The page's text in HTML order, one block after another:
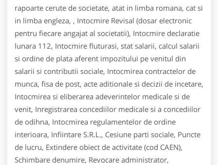
rapoarte cerute de societate, atat in limba romana, cat si
in limba engleza, , Intocmire Revisal (dosar electronic
pentru fiecare angajat al societatii), Intocmire declaratie
lunara 112, Intocmire fluturasi, stat salarii, calcul salarii
si ordine de plata aferent impozitului pe venitul din
salarii si contributii sociale, Intocmirea contractelor de
munca, fisa de post, acte aditionale si decizii de incetare,
Intocmirea si eliberarea adeverintelor medicale si de
venit, Inregistrarea concediilor medicale si a concediilor
de odihna, Intocmirea regulamentelor de ordine
interioara, Infiintare S.R.L., Cesiune parti sociale, Puncte
de lucru, Extindere obiect de activitate (cod CAEN),
Schimbare denumire, Revocare administrator,